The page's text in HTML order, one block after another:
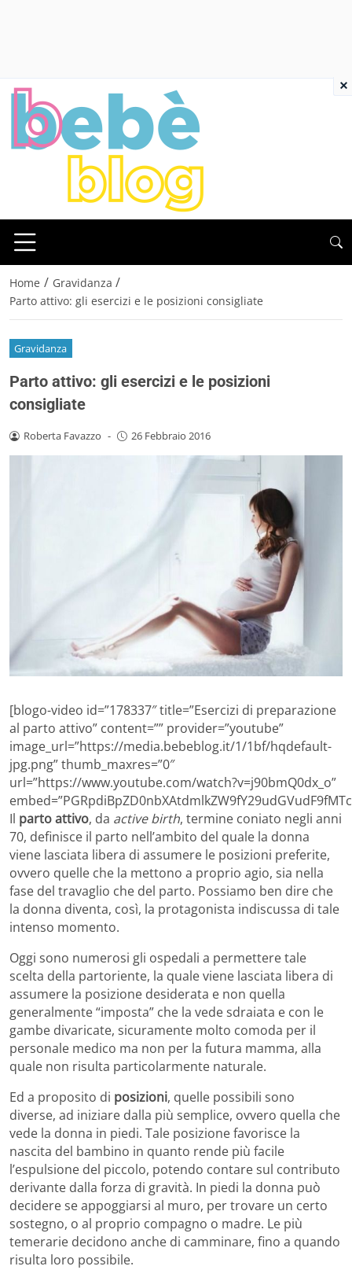
Home / Gravidanza /
Parto attivo: gli esercizi e le posizioni consigliate
Gravidanza
Parto attivo: gli esercizi e le posizioni
consigliate
Roberta Favazzo - 26 Febbraio 2016
[blogo-video id=”178337″ title=”Esercizi di preparazione
al parto attivo” content=”” provider=”youtube”
image_url=”https://media.bebeblog.it/1/1bf/hqdefault-
jpg.png” thumb_maxres=”0″
url=”https://www.youtube.com/watch?v=j90bmQ0dx_o”
Il parto attivo, da active birth, termine coniato negli anni
70, definisce il parto nell’ambito del quale la donna
viene lasciata libera di assumere le posizioni preferite,
ovvero quelle che la mettono a proprio agio, sia nella
fase del travaglio che del parto. Possiamo ben dire che
la donna diventa, così, la protagonista indiscussa di tale
intenso momento.
Oggi sono numerosi gli ospedali a permettere tale
scelta della partoriente, la quale viene lasciata libera di
assumere la posizione desiderata e non quella
generalmente “imposta” che la vede sdraiata e con le
gambe divaricate, sicuramente molto comoda per il
personale medico ma non per la futura mamma, alla
quale non risulta particolarmente naturale.
Ed a proposito di posizioni, quelle possibili sono
diverse, ad iniziare dalla più semplice, ovvero quella che
vede la donna in piedi. Tale posizione favorisce la
nascita del bambino in quanto rende più facile
l’espulsione del piccolo, potendo contare sul contributo
derivante dalla forza di gravità. In piedi la donna può
decidere se appoggiarsi al muro, per trovare un certo
sostegno, o al proprio compagno o madre. Le più
temerarie decidono anche di camminare, fino a quando
risulta loro possibile.
×